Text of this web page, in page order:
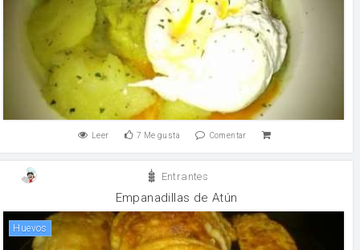
Leer 7 Me gusta Comentar
Entrantes
Empanadillas de Atún
huevos